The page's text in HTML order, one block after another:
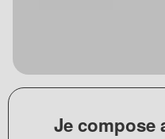
Je compose